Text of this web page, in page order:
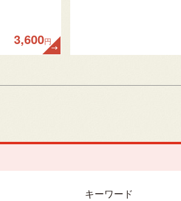
3,600円
キーワード